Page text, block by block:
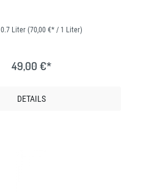
0.7 Liter (70,00 €* / 1 Liter)
49,00 €*
DETAILS